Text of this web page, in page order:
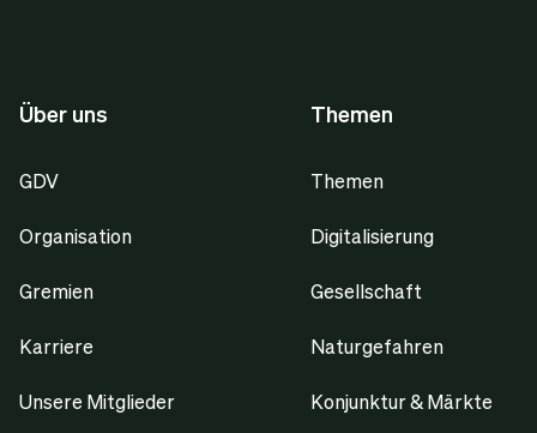
Über uns
GDV
Organisation
Gremien
Karriere
Unsere Mitglieder
Themen
Themen
Digitalisierung
Gesellschaft
Naturgefahren
Konjunktur & Märkte